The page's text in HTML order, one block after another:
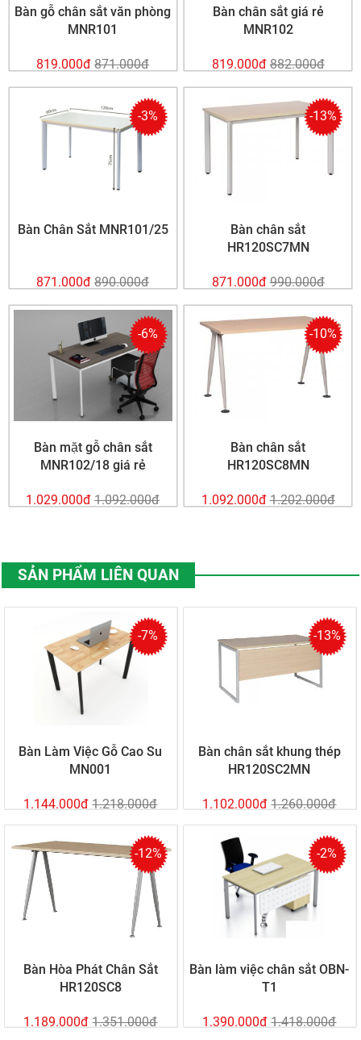
Bàn gỗ chân sắt văn phòng
MNR101
819.000đ 871.000đ
Bàn chân sắt giá rẻ
MNR102
819.000đ 882.000đ
-3%
Bàn Chân Sắt MNR101/25
871.000đ 890.000đ
-13%
Bàn chân sắt
HR120SC7MN
871.000đ 990.000đ
-6%
Bàn mặt gỗ chân sắt
MNR102/18 giá rẻ
1.029.000đ 1.092.000đ
-10%
Bàn chân sắt
HR120SC8MN
1.092.000đ 1.202.000đ
SẢN PHẨM LIÊN QUAN
-7%
Bàn Làm Việc Gỗ Cao Su
MN001
1.144.000đ 1.218.000đ
-13%
Bàn chân sắt khung thép
HR120SC2MN
1.102.000đ 1.260.000đ
-12%
Bàn Hòa Phát Chân Sắt
HR120SC8
1.189.000đ 1.351.000đ
-2%
Bàn làm việc chân sắt OBN-
T1
1.390.000đ 1.418.000đ